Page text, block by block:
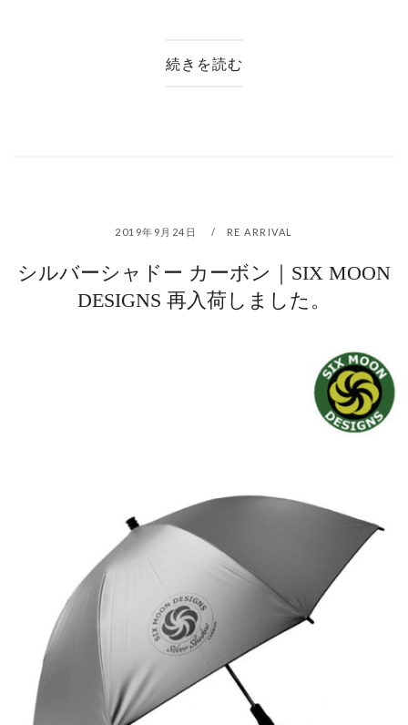
続きを読む
2019年9月24日 RE ARRIVAL
シルバーシャドー カーボン｜SIX MOON
DESIGNS 再入荷しました。